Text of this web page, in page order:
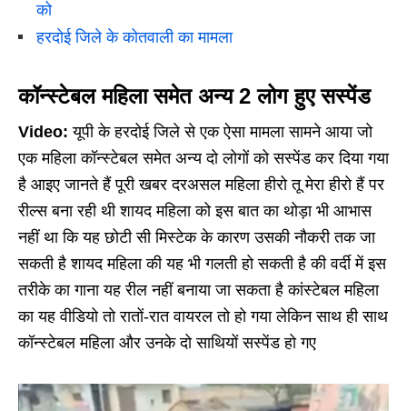
को
हरदोई जिले के कोतवाली का मामला
कॉन्स्टेबल महिला समेत अन्य 2 लोग हुए सस्पेंड
Video: यूपी के हरदोई जिले से एक ऐसा मामला सामने आया जो
एक महिला कॉन्स्टेबल समेत अन्य दो लोगों को सस्पेंड कर दिया गया
है आइए जानते हैं पूरी खबर दरअसल महिला हीरो तू मेरा हीरो हैं पर
रील्स बना रही थी शायद महिला को इस बात का थोड़ा भी आभास
नहीं था कि यह छोटी सी मिस्टेक के कारण उसकी नौकरी तक जा
सकती है शायद महिला की यह भी गलती हो सकती है की वर्दी में इस
तरीके का गाना यह रील नहीं बनाया जा सकता है कांस्टेबल महिला
का यह वीडियो तो रातों-रात वायरल तो हो गया लेकिन साथ ही साथ
कॉन्स्टेबल महिला और उनके दो साथियों सस्पेंड हो गए